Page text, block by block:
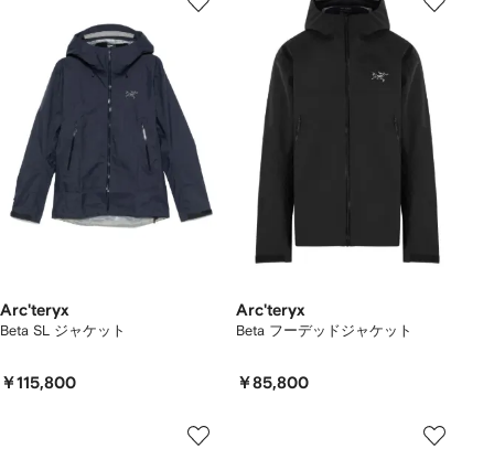
Arc'teryx
Beta SL ジャケット
￥115,800
Arc'teryx
Beta フーデッドジャケット
￥85,800